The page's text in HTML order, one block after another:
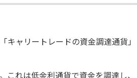
キャリートレードの資金調達通貨」
れは低金利通貨で資金を調達し、